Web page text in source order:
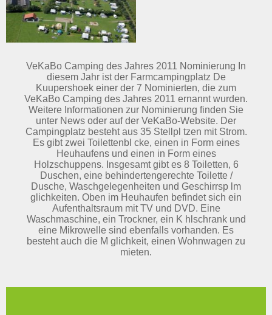
VeKaBo Camping des Jahres 2011 Nominierung In
diesem Jahr ist der Farmcampingplatz De
Kuupershoek einer der 7 Nominierten, die zum
VeKaBo Camping des Jahres 2011 ernannt wurden.
Weitere Informationen zur Nominierung finden Sie
unter News oder auf der VeKaBo-Website. Der
Campingplatz besteht aus 35 Stellpl tzen mit Strom.
Es gibt zwei Toilettenbl cke, einen in Form eines
Heuhaufens und einen in Form eines
Holzschuppens. Insgesamt gibt es 8 Toiletten, 6
Duschen, eine behindertengerechte Toilette /
Dusche, Waschgelegenheiten und Geschirrsp lm
glichkeiten. Oben im Heuhaufen befindet sich ein
Aufenthaltsraum mit TV und DVD. Eine
Waschmaschine, ein Trockner, ein K hlschrank und
eine Mikrowelle sind ebenfalls vorhanden. Es
besteht auch die M glichkeit, einen Wohnwagen zu
mieten.